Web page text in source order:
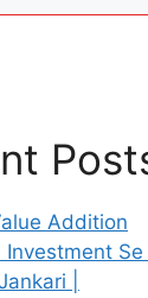
Addition
Investment
|